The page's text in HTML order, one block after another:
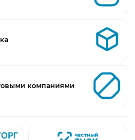
компаниями